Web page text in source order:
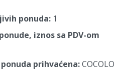
ponuda: 1
iznos sa PDV-om
prihvaćena:COCOLO